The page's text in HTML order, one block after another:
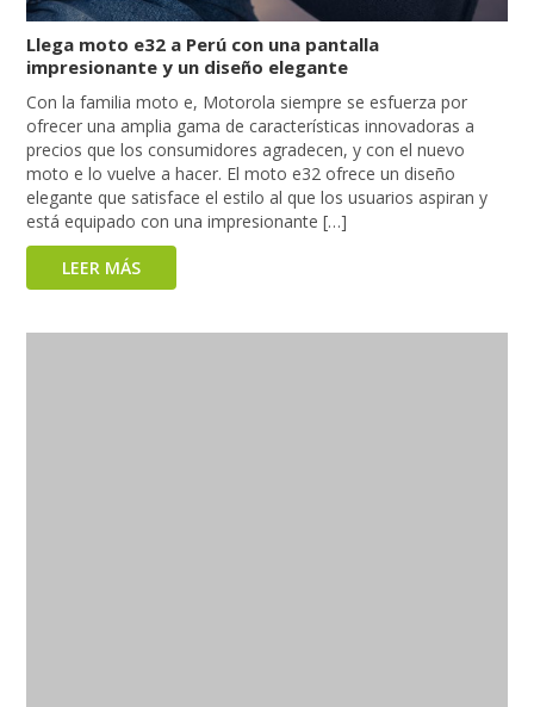
Llega moto e32 a Perú con una pantalla
impresionante y un diseño elegante
Con la familia moto e, Motorola siempre se esfuerza por
ofrecer una amplia gama de características innovadoras a
precios que los consumidores agradecen, y con el nuevo
moto e lo vuelve a hacer. El moto e32 ofrece un diseño
elegante que satisface el estilo al que los usuarios aspiran y
está equipado con una impresionante […]
LEER MÁS